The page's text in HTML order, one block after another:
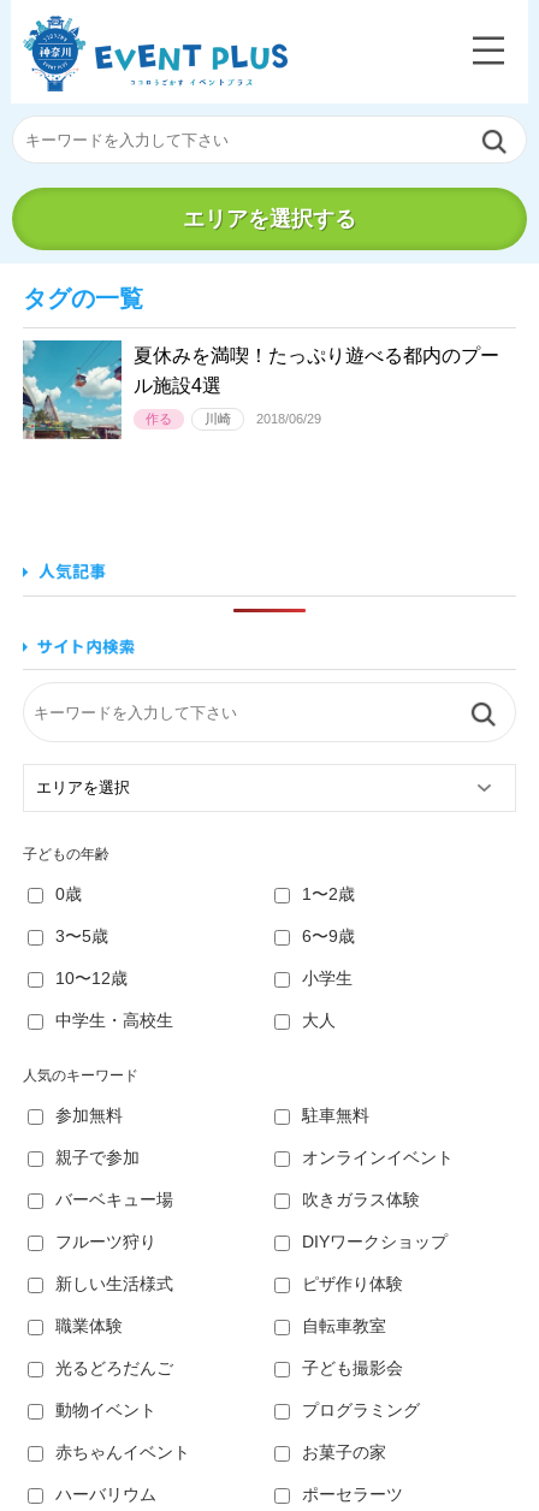
エリアを選択する
タグの一覧
夏休みを満喫！たっぷり遊べる都内のプー
ル施設4選
作る 川崎 2018/06/29
子どもの年齢
0歳 1〜2歳
3〜5歳 6〜9歳
10〜12歳 小学生
中学生・高校生 大人
人気のキーワード
参加無料 駐車無料
親子で参加 オンラインイベント
バーベキュー場 吹きガラス体験
フルーツ狩り DIYワークショップ
新しい生活様式 ピザ作り体験
職業体験 自転車教室
光るどろだんご 子ども撮影会
動物イベント プログラミング
赤ちゃんイベント お菓子の家
ハーバリウム ポーセラーツ